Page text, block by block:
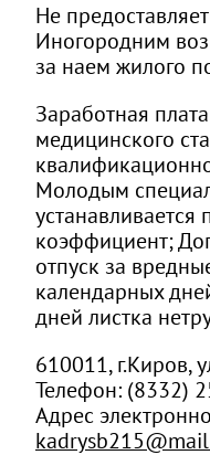
Не
Иногородним
за наем жилого
Заработная
медицинского
Молодым
коэффициент;
отпуск за
календарных
дней листка
610011, г.Киров,
Телефон: (8332)
Адрес